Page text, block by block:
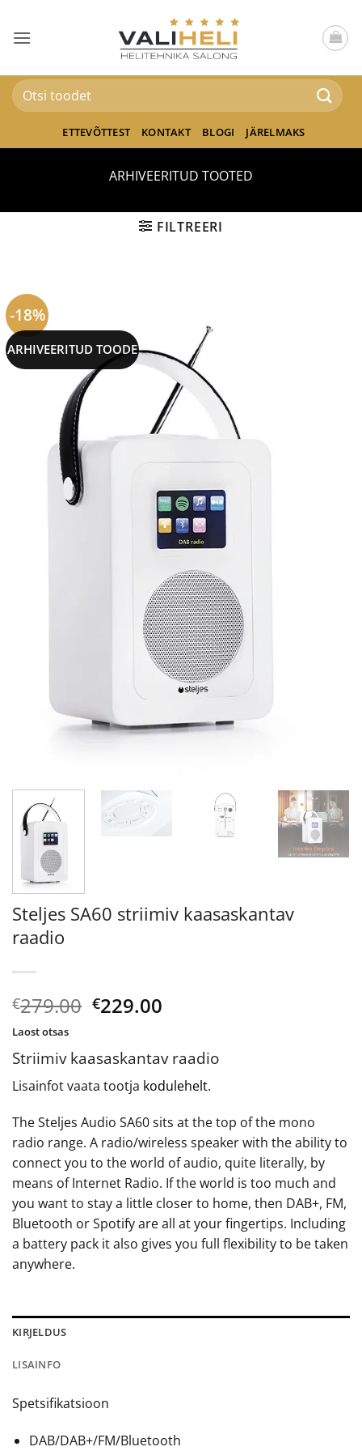
content
Otsi:
ETTEVÕTTEST KONTAKT BLOGI JÄRELMAKS
ARHIVEERITUD TOOTED
FILTREERI
-18%
ARHIVEERITUD TOODE
Steljes SA60 striimiv kaasaskantav
raadio
€279.00 Algne
€279.00.
€229.00
€229.00.
Striimiv kaasaskantav raadio
Lisainfot vaata tootja kodulehelt.
The Steljes Audio SA60 sits at the top of the mono
radio range. A radio/wireless speaker with the ability to
connect you to the world of audio, quite literally, by
means of Internet Radio. If the world is too much and
you want to stay a little closer to home, then DAB+, FM,
Bluetooth or Spotify are all at your fingertips. Including
a battery pack it also gives you full flexibility to be taken
anywhere.
Laost otsas
KIRJELDUS
LISAINFO
Spetsifikatsioon
DAB/DAB+/FM/Bluetooth